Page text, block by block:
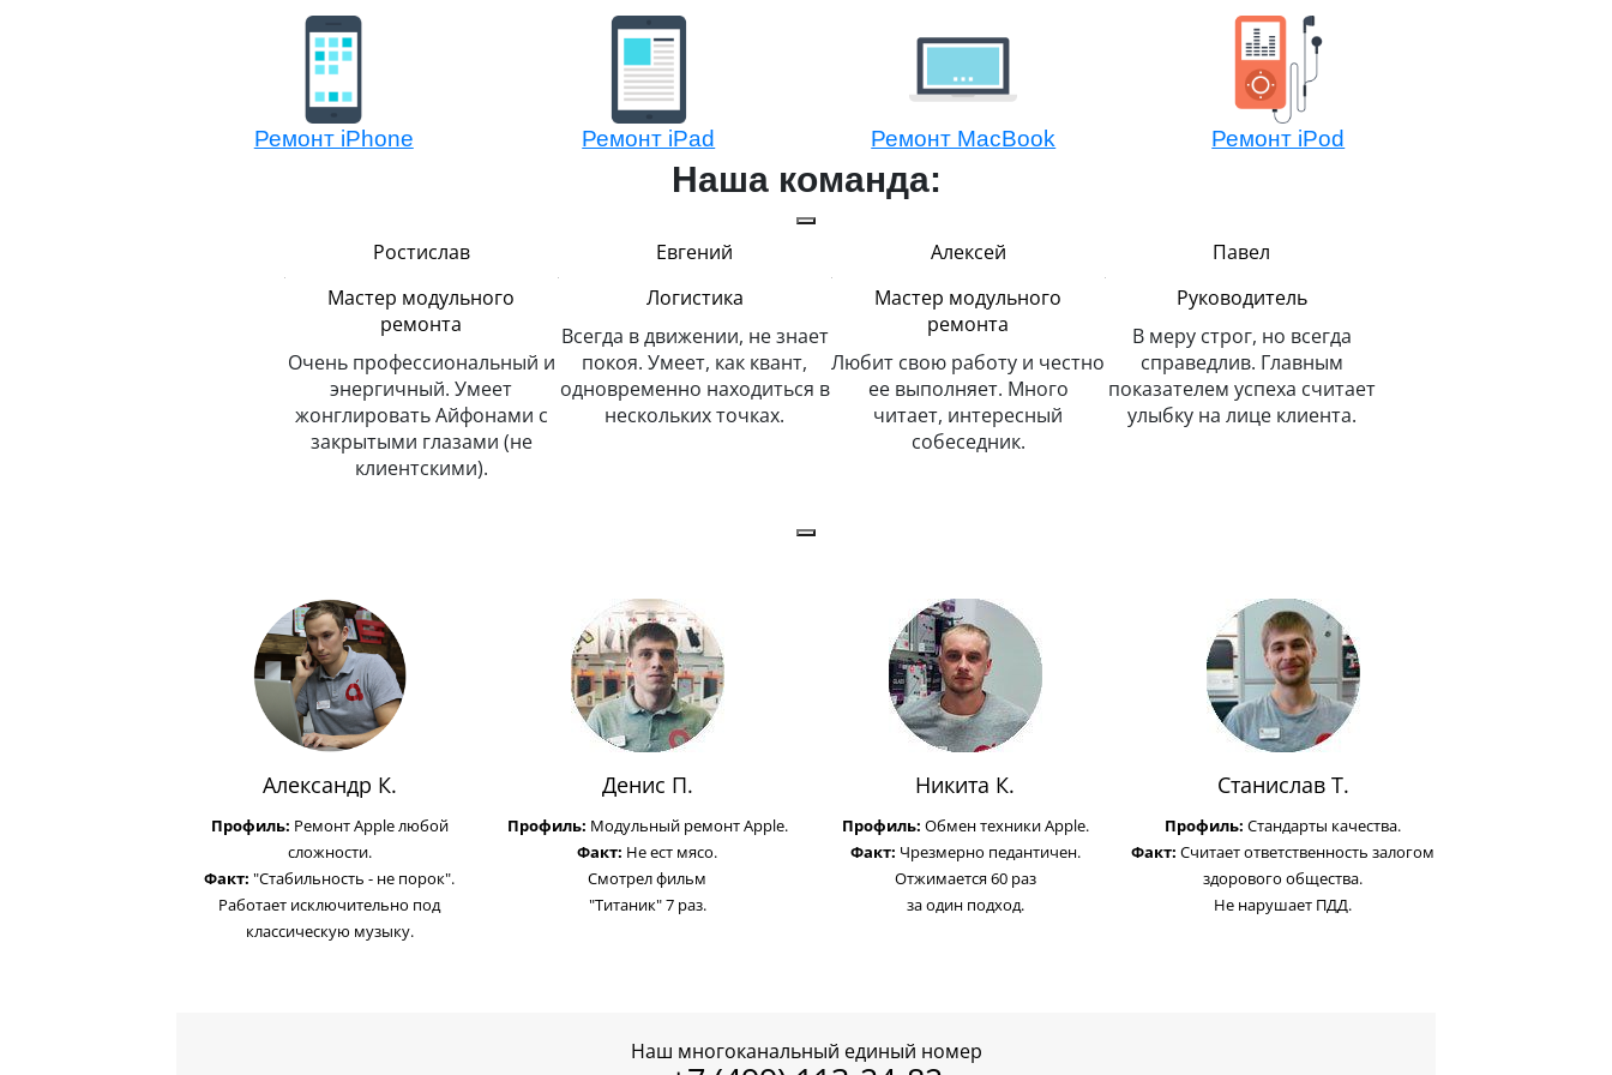
Ремонт iPhone Ремонт iPad Ремонт MacBook Ремонт iPod
Наша команда:
Ростислав
Мастер модульного
ремонта
Очень профессиональный и
энергичный. Умеет
жонглировать Айфонами с
закрытыми глазами (не
клиентскими).
Евгений
Логистика
Всегда в движении, не знает
покоя. Умеет, как квант,
одновременно находиться в
нескольких точках.
Алексей
Мастер модульного
ремонта
Любит свою работу и честно
ее выполняет. Много
читает, интересный
собеседник.
Павел
Руководитель
В меру строг, но всегда
справедлив. Главным
показателем успеха считает
улыбку на лице клиента.
Александр К.
Профиль: Ремонт Apple любой
сложности.
Факт: "Стабильность - не порок".
Работает исключительно под
классическую музыку.
Денис П.
Профиль: Модульный ремонт Apple.
Факт: Не ест мясо.
Смотрел фильм
"Титаник" 7 раз.
Никита К.
Профиль: Обмен техники Apple.
Факт: Чрезмерно педантичен.
Отжимается 60 раз
за один подход.
Станислав Т.
Профиль: Стандарты качества.
Факт: Считает ответственность залогом
здорового общества.
Не нарушает ПДД.
Наш многоканальный единый номер